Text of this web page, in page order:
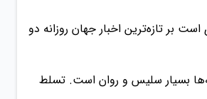
بر تازه‌ترین اخبار جهان روزانه دو
بسیار سلیس و روان است. تسلط